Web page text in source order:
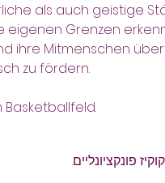
als auch geistige
eigenen Grenzen
ihre Mitmenschen
zu fördern.
Basketballfeld.
פונקציונליים.